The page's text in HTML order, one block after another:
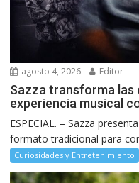
agosto 4, 2026 Editor
Sazza transforma las
experiencia musical
ESPECIAL. – Sazza
formato tradicional para
Curiosidades y Entretenimiento